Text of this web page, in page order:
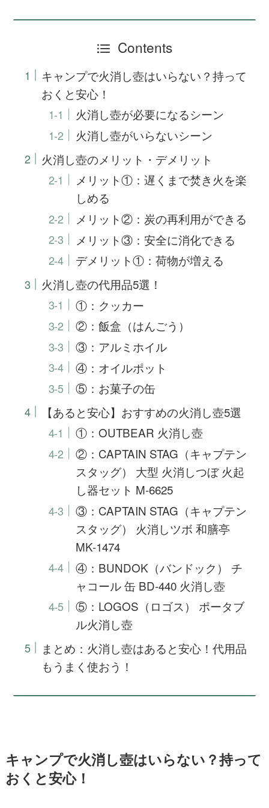
Contents
キャンプで火消し壺はいらない？持って
おくと安心！
火消し壺が必要になるシーン
火消し壺がいらないシーン
火消し壺のメリット・デメリット
メリット①：遅くまで焚き火を楽
しめる
メリット②：炭の再利用ができる
メリット③：安全に消化できる
デメリット①：荷物が増える
火消し壺の代用品5選！
①：クッカー
②：飯盒（はんごう）
③：アルミホイル
④：オイルポット
⑤：お菓子の缶
【あると安心】おすすめの火消し壺5選
①：OUTBEAR 火消し壺
②：CAPTAIN STAG（キャプテン
スタッグ） 大型 火消しつぼ 火起
し器セット M-6625
③：CAPTAIN STAG（キャプテン
スタッグ） 火消しツボ 和膳亭
MK-1474
④：BUNDOK（バンドック） チ
ャコール 缶 BD-440 火消し壺
⑤：LOGOS（ロゴス） ポータブ
ル火消し壺
まとめ：火消し壺はあると安心！代用品
もうまく使おう！
キャンプで火消し壺はいらない？持って
おくと安心！